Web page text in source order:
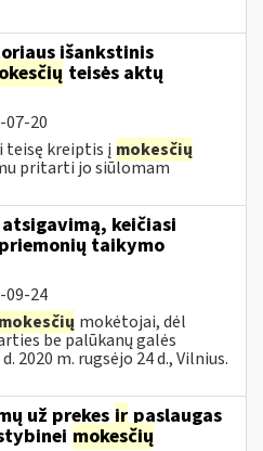
išankstinis
teisės aktų
07-20
kreiptis į mokesčių
pritarti jo siūlomam
keičiasi
taikymo
09-24
mokesčių mokėtojai, dėl
be palūkanų galės
2020 m. rugsėjo 24 d., Vilnius.
už prekes ir paslaugas
mokesčių